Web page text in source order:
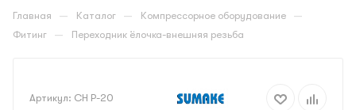
Главная — Каталог — Компрессорное оборудование —
Фитинг — Переходник ёлочка-внешняя резьба
Артикул: CH P-20